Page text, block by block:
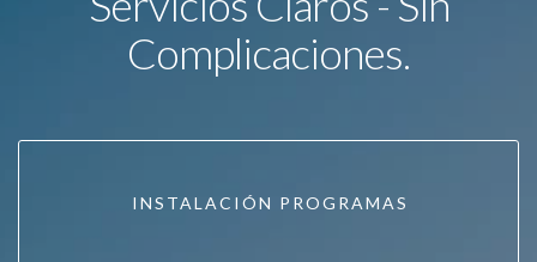
Complicaciones.
INSTALACIÓN PROGRAMAS